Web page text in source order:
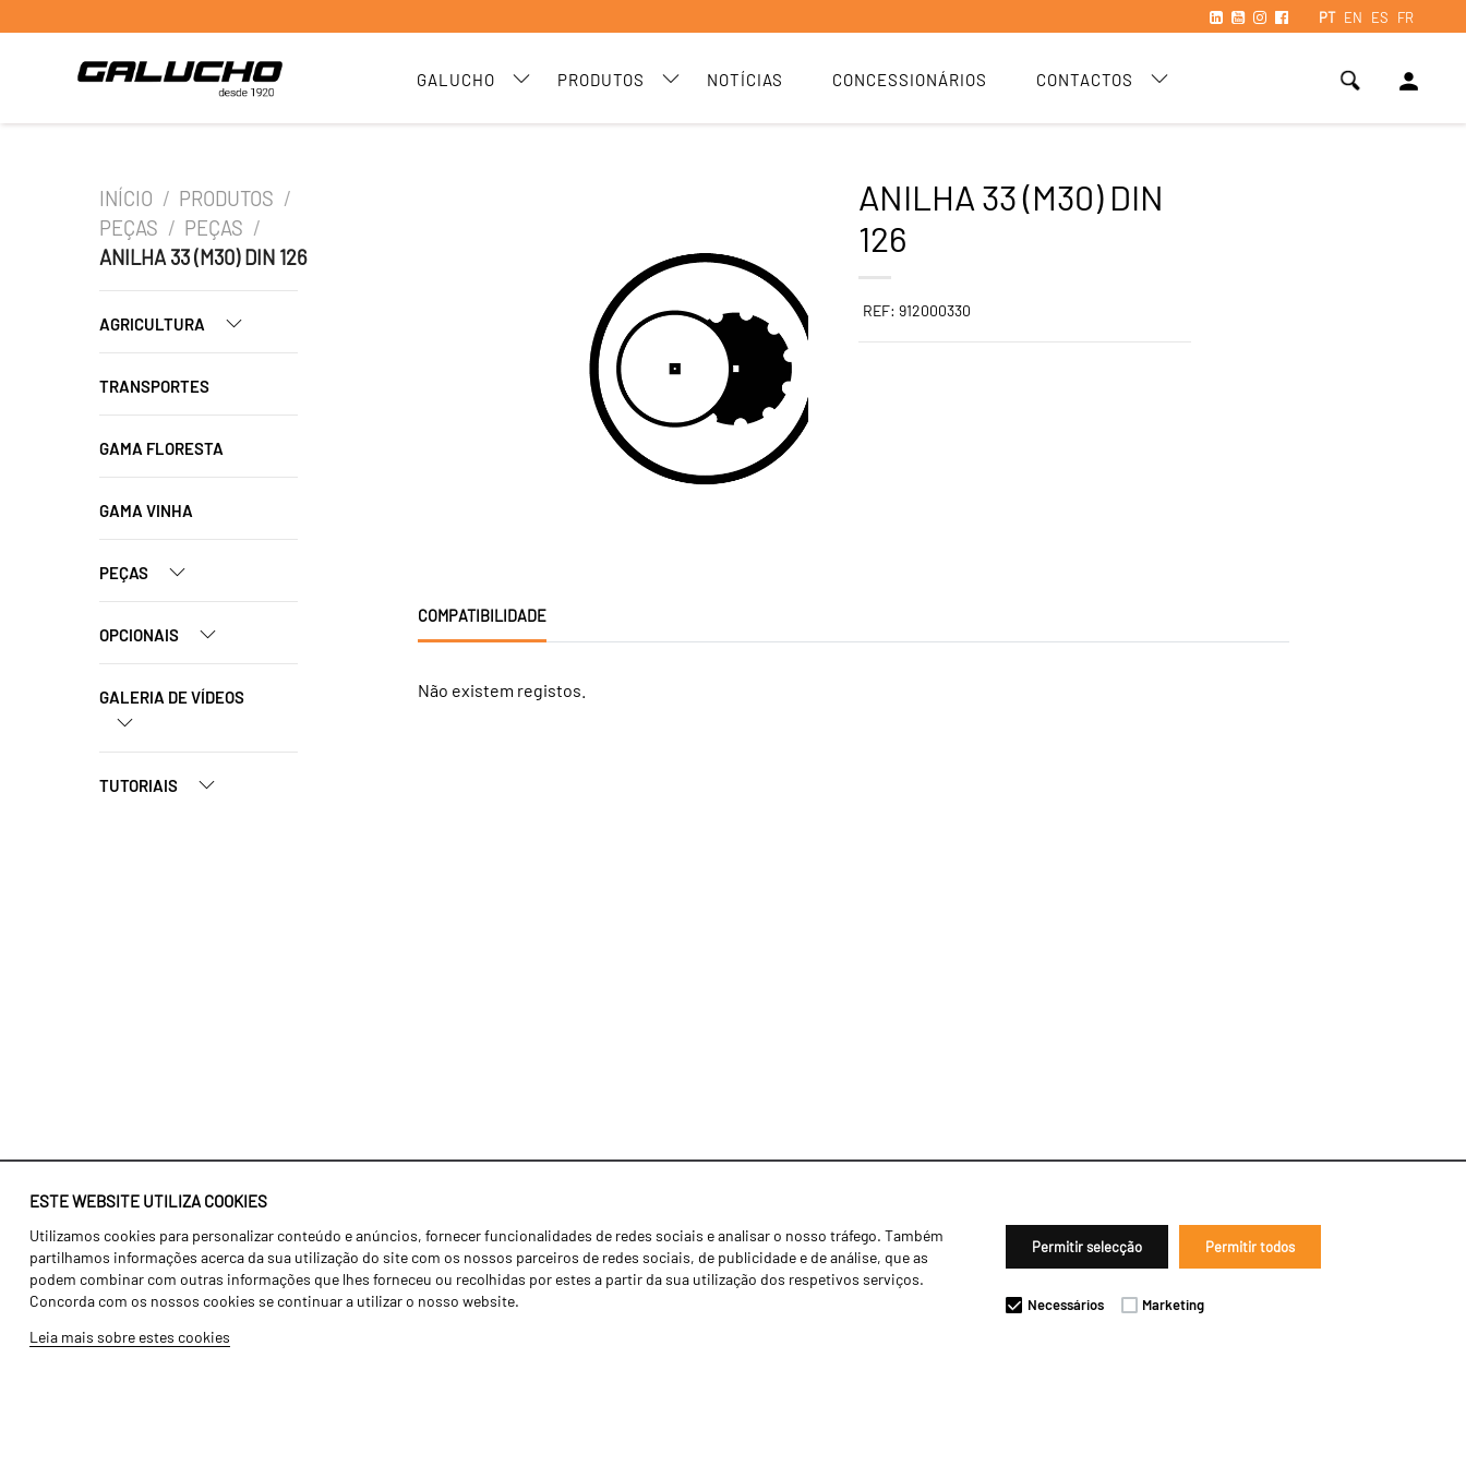
PT EN ES FR
GALUCHO PRODUTOS NOTÍCIAS CONCESSIONÁRIOS CONTACTOS person
ESTE WEBSITE UTILIZA COOKIES
Utilizamos cookies para personalizar conteúdo e anúncios, fornecer funcionalidades de redes sociais e analisar o nosso tráfego. Também
partilhamos informações acerca da sua utilização do site com os nossos parceiros de redes sociais, de publicidade e de análise, que as
podem combinar com outras informações que lhes forneceu ou recolhidas por estes a partir da sua utilização dos respetivos serviços.
Concorda com os nossos cookies se continuar a utilizar o nosso website.
Leia mais sobre estes cookies
Permitir selecção Permitir todos
Necessários Marketing
INÍCIO / PRODUTOS /
PEÇAS / PEÇAS /
ANILHA 33 (M30) DIN 126
AGRICULTURA
TRANSPORTES
GAMA FLORESTA
GAMA VINHA
PEÇAS
OPCIONAIS
GALERIA DE VÍDEOS
TUTORIAIS
ANILHA 33 (M30) DIN
126
REF: 912000330
COMPATIBILIDADE
Não existem registos.
Identidade
História
Fábrica / Produção
Recursos Humanos
Agricultura
Transportes
Gama Floresta
Notícias
Concessionários